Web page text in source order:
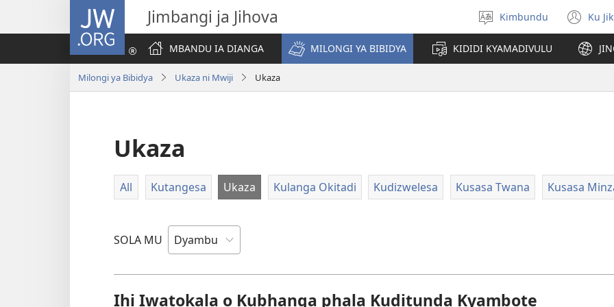
JW.ORG Jimbangi ja Jihova
Select
language
Kimbundu Ku
MBANDU IA DIANGA
MILONGI YA BIBIDYA KIDIDI KYAMADIVULU
Milongi ya Bibidya Ukaza ni Mwiji Ukaza
Ukaza
All Kutangesa Ukaza Kulanga Okitadi Kudizwelesa Kusasa Twana Kusasa
SOLA MU
Ihi Iwatokala o Kubhanga phala Kuditunda Kyambote